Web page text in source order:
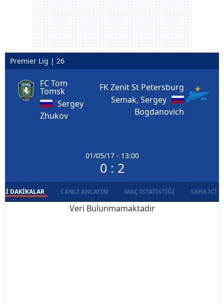
Premier Lig | 26
FC Tom
Tomsk
Sergey
Zhukov
01/05/17 - 13:00
0 : 2
FK Zenit St Petersburg
Semak, Sergey
Bogdanovich
DAKIKALAR CANLI ANLATIM MAÇ İSTATISTIĞI SAHA İÇI
Veri Bulunmamaktadır